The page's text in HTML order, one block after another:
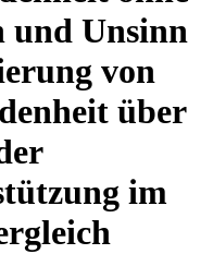
und Unsinn
von
über
im